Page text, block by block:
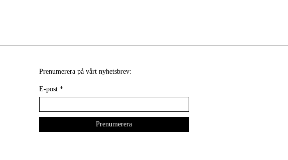
Prenumerera på vårt nyhetsbrev:
E-post *